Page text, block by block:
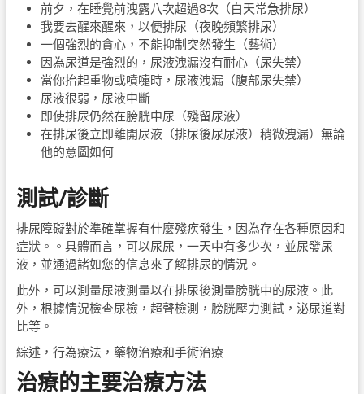
前夕，在睡覺前洩露八次超過8次（白天常急排尿）
我要去醒來醒來，以便排尿（夜晚頻繁排尿）
一個強烈的貪心，不能抑制突然發生（藝術）
因為尿道是強烈的，尿液洩漏沒有耐心（尿失禁）
當你抬起重物或噴嚏時，尿液洩漏（腹部尿失禁）
尿液很弱，尿液中斷
即使排尿仍然在膀胱中尿（殘留尿液）
在排尿後立即離開尿液（排尿後尿尿液）稍微洩漏）無論
他的意圖如何
測試/診斷
排尿障礙對於準確掌握有什麼殘疾發生，因為存在各種原因和
症狀。。具體而言，可以尿尿，一天中有多少次，並尿發尿
液，並通過諸如您的信息來了解排尿的情況。
此外，可以測量尿液測量以在排尿後測量膀胱中的尿液。此
外，根據情況檢查尿檢，超聲檢測，膀胱壓力測試，泌尿道對
比等。
綜述，行為療法，藥物治療和手術治療
治療的主要治療方法